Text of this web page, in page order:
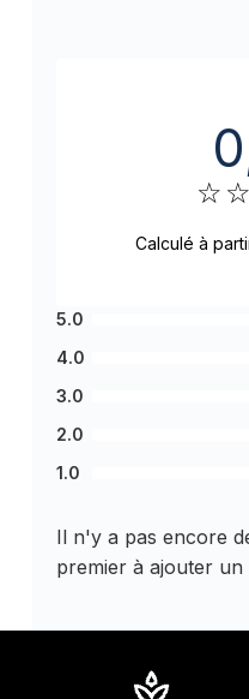
☆ ☆
Calculé à
5.0
4.0
3.0
2.0
1.0
Il n'y a pas encore
premier à ajouter un